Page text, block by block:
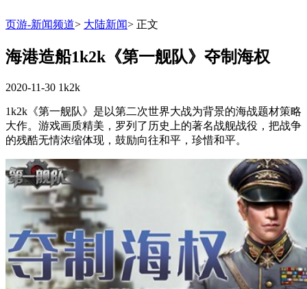
页游-新闻频道> 大陆新闻> 正文
海港造船1k2k《第一舰队》夺制海权
2020-11-30 1k2k
1k2k《第一舰队》是以第二次世界大战为背景的海战题材策略
大作。游戏画质精美，罗列了历史上的著名战舰战役，把战争
的残酷无情浓缩体现，鼓励向往和平，珍惜和平。